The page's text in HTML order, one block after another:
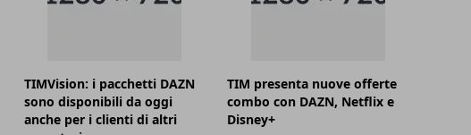
TIMVision: i pacchetti DAZN
sono disponibili da oggi
anche per i clienti di altri
TIM presenta nuove offerte
combo con DAZN, Netflix e
Disney+